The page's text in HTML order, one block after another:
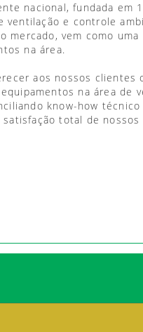
nacional, fundada em
ventilação e controle
mercado, vem como uma
na área.
aos nossos clientes
na área de
know-how
total de